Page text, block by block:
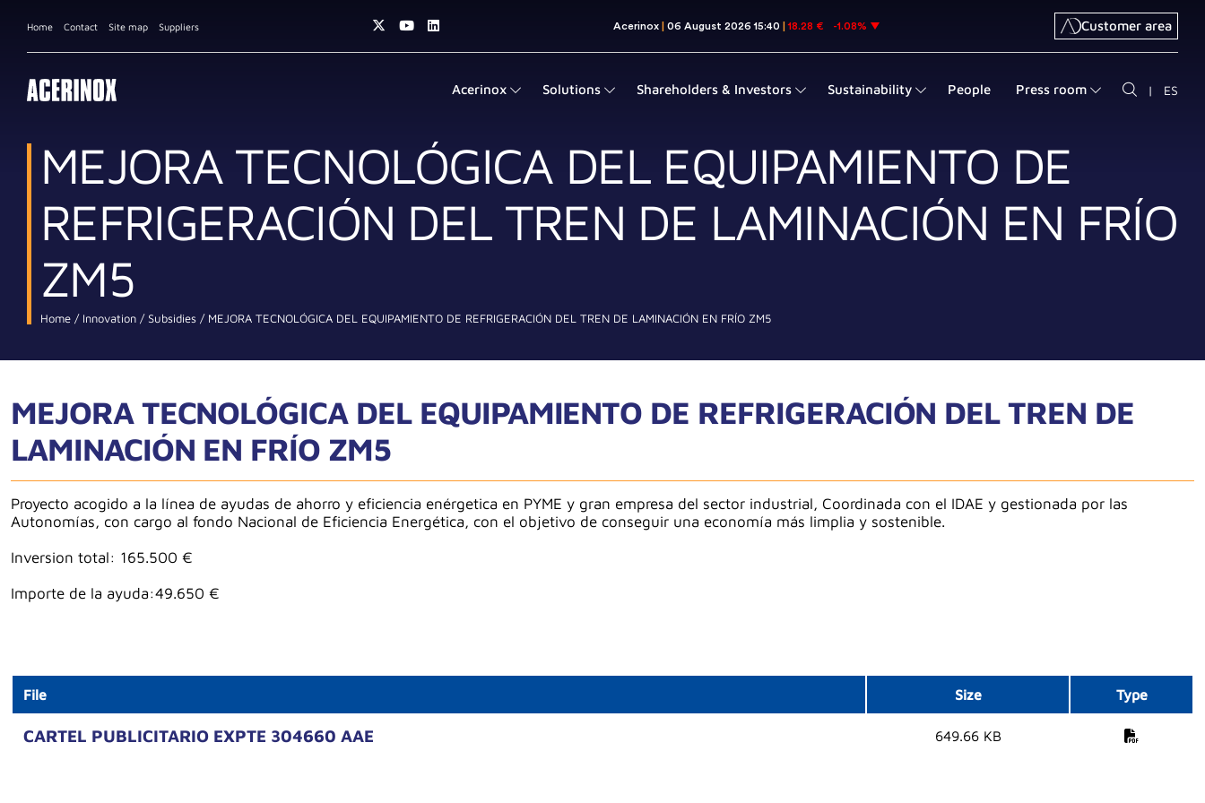
Home Contact Site map Suppliers Customer area
Acerinox Solutions Shareholders & Investors Sustainability People Press room | ES
MEJORA TECNOLÓGICA DEL EQUIPAMIENTO DE
REFRIGERACIÓN DEL TREN DE LAMINACIÓN EN FRÍO
ZM5
Home Innovation Subsidies MEJORA TECNOLÓGICA DEL EQUIPAMIENTO DE REFRIGERACIÓN DEL TREN DE LAMINACIÓN EN FRÍO ZM5
MEJORA TECNOLÓGICA DEL EQUIPAMIENTO DE REFRIGERACIÓN DEL TREN DE
LAMINACIÓN EN FRÍO ZM5
Proyecto acogido a la línea de ayudas de ahorro y eficiencia enérgetica en PYME y gran empresa del sector industrial, Coordinada con el IDAE y gestionada por las
Autonomías, con cargo al fondo Nacional de Eficiencia Energética, con el objetivo de conseguir una economía más limplia y sostenible.
Inversion total: 165.500 €
Importe de la ayuda:49.650 €
File Size Type
CARTEL PUBLICITARIO EXPTE 304660 AAE 649.66 KB